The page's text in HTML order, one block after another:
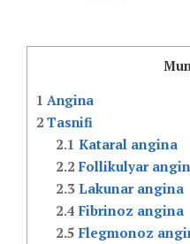
1 Angina
2 Tasnifi
2.1 Kataral angina
2.2 Follikulyar
2.3 Lakunar angina
2.4 Fibrinoz angina
2.5 Flegmonoz